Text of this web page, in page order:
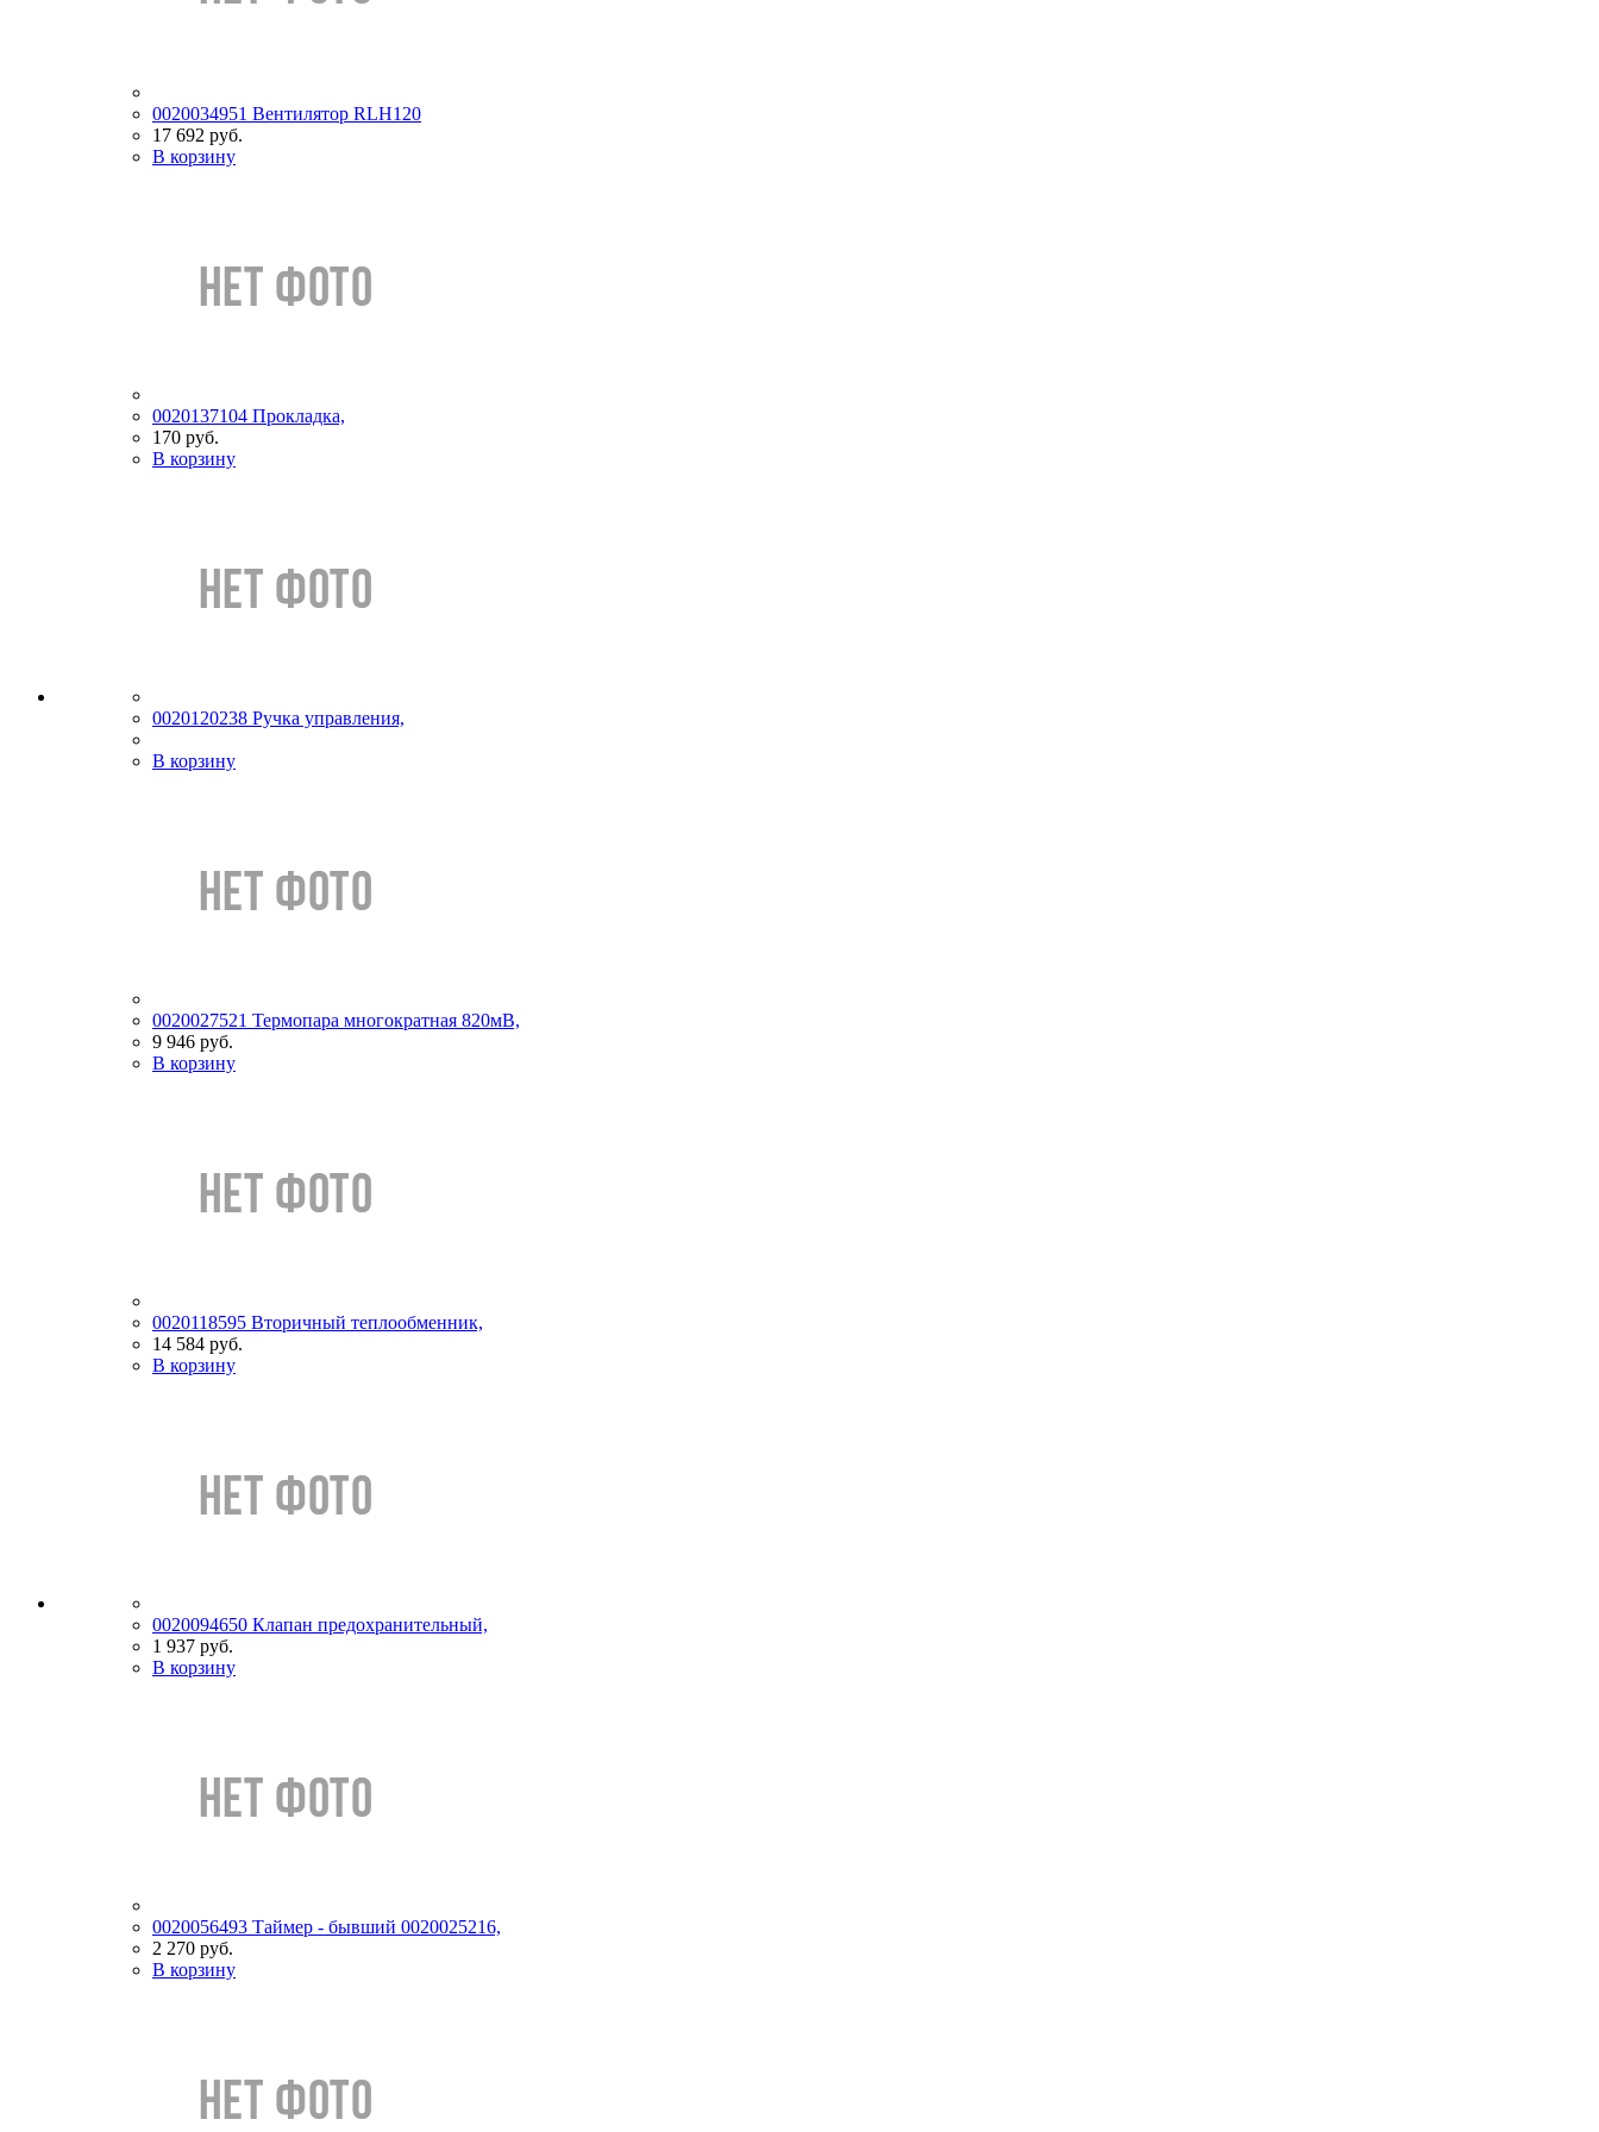
0020034951 Вентилятор RLH120
17 692 руб.
В корзину
0020137104 Прокладка,
170 руб.
В корзину
0020120238 Ручка управления,
В корзину
0020027521 Термопара многократная 820мВ,
9 946 руб.
В корзину
0020118595 Вторичный теплообменник,
14 584 руб.
В корзину
0020094650 Клапан предохранительный,
1 937 руб.
В корзину
0020056493 Таймер - бывший 0020025216,
2 270 руб.
В корзину